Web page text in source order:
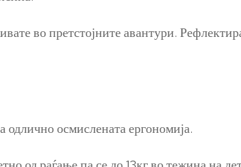
во претстојните авантури.
одлично осмислената ергономија.